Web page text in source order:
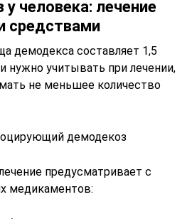
человека: лечение
средствами
демодекса составляет 1,5
нужно учитывать при лечении,
не меньшее количество
демодекоз
предусматривает с
медикаментов: